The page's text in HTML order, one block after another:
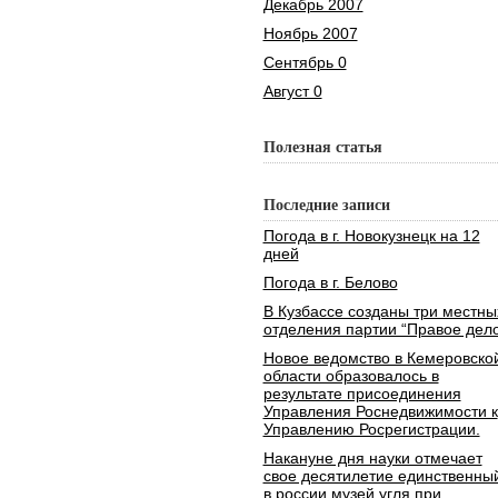
Декабрь 2007
Ноябрь 2007
Сентябрь 0
Август 0
Полезная статья
Последние записи
Погода в г. Новокузнецк на 12
дней
Погода в г. Белово
В Кузбассе созданы три
отделения партии “Правое
Новое ведомство в
области образовалось в
результате присоединения
Управления Роснедвижимости к
Управлению Росрегистрации.
Накануне дня науки отмечает
свое десятилетие
в россии музей угля при